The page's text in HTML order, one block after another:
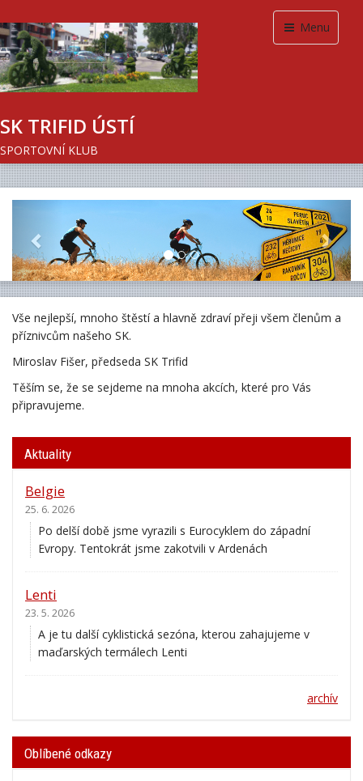
Menu
SK TRIFID ÚSTÍ
SPORTOVNÍ KLUB
Next
Vše nejlepší, mnoho štěstí a hlavně zdraví přeji všem členům a
příznivcům našeho SK.
Miroslav Fišer, předseda SK Trifid
Těším se, že se sejdeme na mnoha akcích, které pro Vás
připravujeme.
Aktuality
Belgie
25. 6. 2026
Po delší době jsme vyrazili s Eurocyklem do západní
Evropy. Tentokrát jsme zakotvili v Ardenách
Lenti
23. 5. 2026
A je tu další cyklistická sezóna, kterou zahajujeme v
maďarských termálech Lenti
archív
Oblíbené odkazy